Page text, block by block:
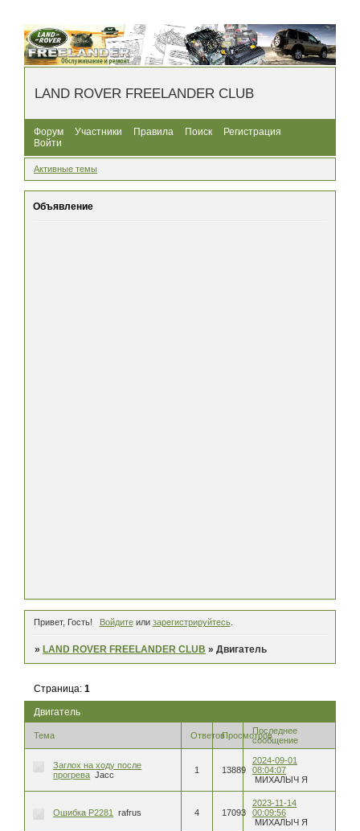
LAND ROVER FREELANDER CLUB
Форум Участники Правила Поиск
Регистрация
Войти
Активные темы
Объявление
Привет, Гость! Войдитеили зарегистрируйтесь.
» LAND ROVER FREELANDER CLUB »Двигатель
Двигатель
Страница:1
Тема ОтветовПросмотровПоследнее
сообщение
Заглох на ходу после
прогрева Jacc 1 13889
2024-09-01
08:04:07
МИХАЛЫЧ Я
Ошибка P2281 rafrus 4 17093
2023-11-14
00:09:56
МИХАЛЫЧ Я